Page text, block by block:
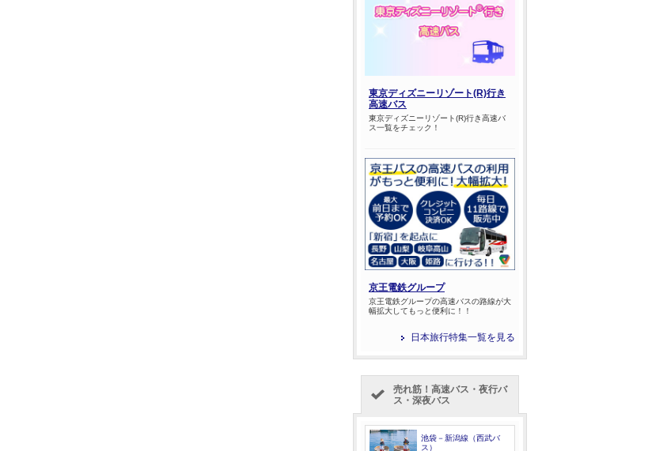
東京ディズニーリゾート(R)行き
高速バス
東京ディズニーリゾート(R)行き高速バ
ス一覧をチェック！
京王電鉄グループ
京王電鉄グループの高速バスの路線が大
幅拡大してもっと便利に！！
日本旅行特集一覧を見る
売れ筋！高速バス・夜行バ
ス・深夜バス
池袋－新潟線（西武バ
ス）